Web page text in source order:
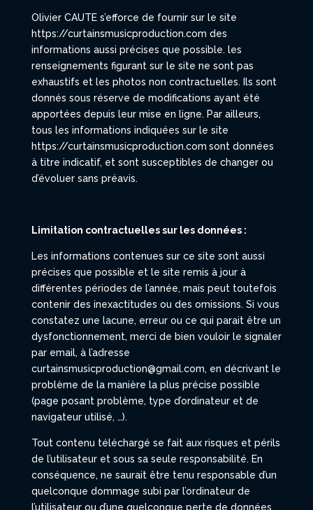
Olivier CAUTE s’efforce de fournir sur le site
https://curtainsmusicproduction.com des
informations aussi précises que possible. les
renseignements figurant sur le site ne sont pas
exhaustifs et les photos non contractuelles. Ils sont
donnés sous réserve de modifications ayant été
apportées depuis leur mise en ligne. Par ailleurs,
tous les informations indiquées sur le site
https://curtainsmusicproduction.com sont données
à titre indicatif, et sont susceptibles de changer ou
d’évoluer sans préavis.
Limitation contractuelles sur les données :
Les informations contenues sur ce site sont aussi
précises que possible et le site remis à jour à
différentes périodes de l’année, mais peut toutefois
contenir des inexactitudes ou des omissions. Si vous
constatez une lacune, erreur ou ce qui parait être un
dysfonctionnement, merci de bien vouloir le signaler
par email, à l’adresse
curtainsmusicproduction@gmail.com, en décrivant le
problème de la manière la plus précise possible
(page posant problème, type d’ordinateur et de
navigateur utilisé, …).
Tout contenu téléchargé se fait aux risques et périls
de l’utilisateur et sous sa seule responsabilité. En
conséquence, ne saurait être tenu responsable d’un
quelconque dommage subi par l’ordinateur de
l’utilisateur ou d’une quelconque perte de données